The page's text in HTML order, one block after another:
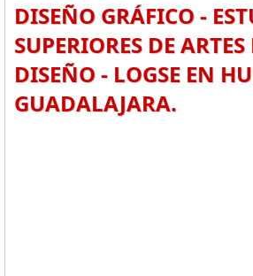
DISEÑO GRÁFICO -
SUPERIORES DE
DISEÑO - LOGSE EN
GUADALAJARA.